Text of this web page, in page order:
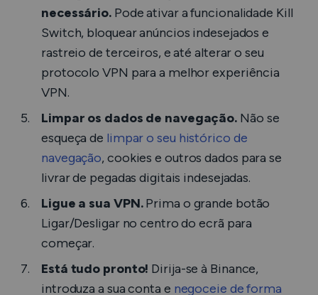
necessário. Pode ativar a funcionalidade Kill
Switch, bloquear anúncios indesejados e
rastreio de terceiros, e até alterar o seu
protocolo VPN para a melhor experiência
VPN.
Limpar os dados de navegação. Não se
esqueça de limpar o seu histórico de
navegação, cookies e outros dados para se
livrar de pegadas digitais indesejadas.
Ligue a sua VPN.Prima o grande botão
Ligar/Desligar no centro do ecrã para
começar.
Está tudo pronto! Dirija-se à Binance,
introduza a sua conta e negoceie de forma